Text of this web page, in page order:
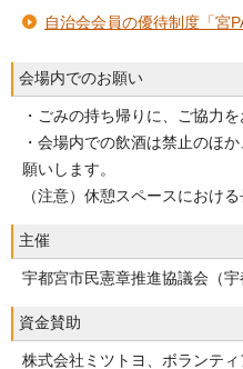
自治会会員の優待制度「宮
会場内でのお願い
・ごみの持ち帰りに、ご協力を
・会場内での飲酒は禁止のほ
願いします。
（注意）休憩スペースにおけ
主催
宇都宮市民憲章推進協議会（宇
資金賛助
株式会社ミツトヨ、ボランテ